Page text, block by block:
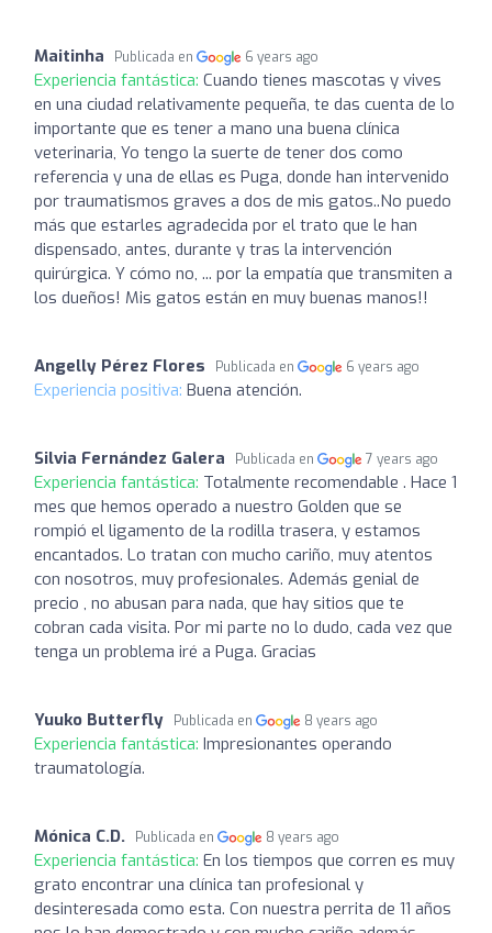
Maitinha Publicada en 6 years ago
Experiencia fantástica: Cuando tienes mascotas y vives
en una ciudad relativamente pequeña, te das cuenta de lo
importante que es tener a mano una buena clínica
veterinaria, Yo tengo la suerte de tener dos como
referencia y una de ellas es Puga, donde han intervenido
por traumatismos graves a dos de mis gatos..No puedo
más que estarles agradecida por el trato que le han
dispensado, antes, durante y tras la intervención
quirúrgica. Y cómo no, ... por la empatía que transmiten a
los dueños! Mis gatos están en muy buenas manos!!
Angelly Pérez Flores Publicada en 6 years ago
Experiencia positiva: Buena atención.
Silvia Fernández Galera Publicada en 7 years ago
Experiencia fantástica: Totalmente recomendable . Hace 1
mes que hemos operado a nuestro Golden que se
rompió el ligamento de la rodilla trasera, y estamos
encantados. Lo tratan con mucho cariño, muy atentos
con nosotros, muy profesionales. Además genial de
precio , no abusan para nada, que hay sitios que te
cobran cada visita. Por mi parte no lo dudo, cada vez que
tenga un problema iré a Puga. Gracias
Yuuko Butterfly Publicada en 8 years ago
Experiencia fantástica: Impresionantes operando
traumatología.
Mónica C.D. Publicada en 8 years ago
Experiencia fantástica: En los tiempos que corren es muy
grato encontrar una clínica tan profesional y
desinteresada como esta. Con nuestra perrita de 11 años